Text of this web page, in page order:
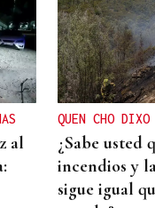
al
QUEN CHO DIXO
¿Sabe usted
incendios y
sigue igual